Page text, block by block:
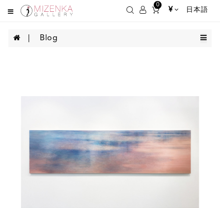
0
¥ 日本語
Blog